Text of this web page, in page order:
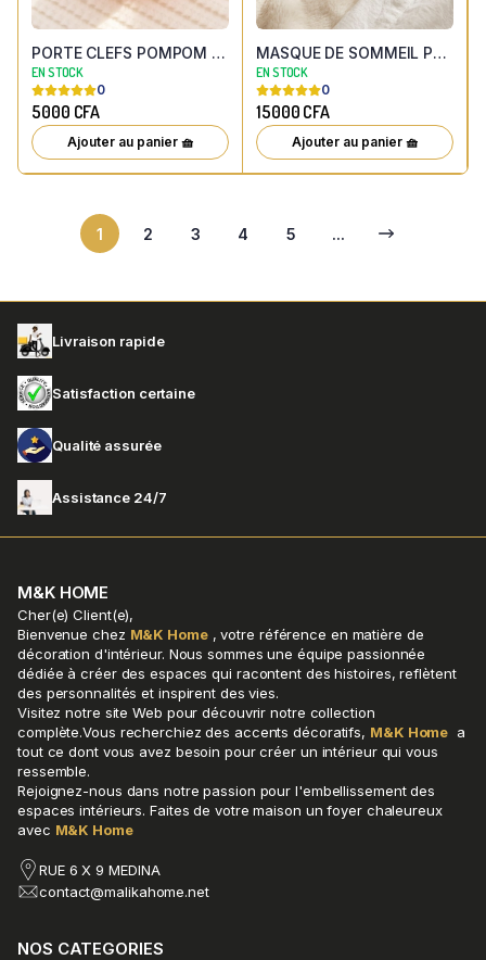
PORTE CLEFS POMPOM DOUX AVEC GLOSS A LEVRES INTEGRE
EN STOCK
0
5000 CFA
Ajouter au panier 🧺
MASQUE DE SOMMEIL POUR PROTECTION EXTENSION DE CILS
EN STOCK
0
15000 CFA
Ajouter au panier 🧺
1 2 3 4 5 ...
Livraison rapide
Satisfaction certaine
Qualité assurée
Assistance 24/7
M&K HOME
Cher(e) Client(e),
Bienvenue chez M&K Home, votre référence en matière de
décoration d'intérieur. Nous sommes une équipe passionnée
dédiée à créer des espaces qui racontent des histoires, reflètent
des personnalités et inspirent des vies.
Visitez notre site Web pour découvrir notre collection
complète.Vous recherchiez des accents décoratifs, M&K Home a
tout ce dont vous avez besoin pour créer un intérieur qui vous
ressemble.
Rejoignez-nous dans notre passion pour l'embellissement des
espaces intérieurs. Faites de votre maison un foyer chaleureux
avec M&K Home
RUE 6 X 9 MEDINA
contact@malikahome.net
NOS CATEGORIES